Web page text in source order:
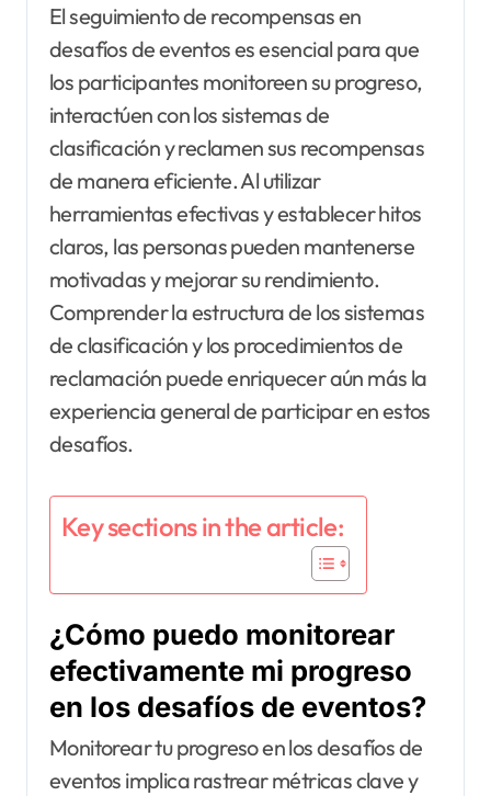
El seguimiento de recompensas en
desafíos de eventos es esencial para que
los participantes monitoreen su progreso,
interactúen con los sistemas de
clasificación y reclamen sus recompensas
de manera eficiente. Al utilizar
herramientas efectivas y establecer hitos
claros, las personas pueden mantenerse
motivadas y mejorar su rendimiento.
Comprender la estructura de los sistemas
de clasificación y los procedimientos de
reclamación puede enriquecer aún más la
experiencia general de participar en estos
desafíos.
Key sections in the article:
¿Cómo puedo monitorear
efectivamente mi progreso
en los desafíos de eventos?
Monitorear tu progreso en los desafíos de
eventos implica rastrear métricas clave y